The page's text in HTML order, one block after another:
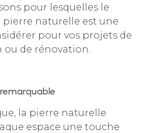
pour lesquelles le
pierre naturelle est une
pour vos projets de
de rénovation.
la pierre naturelle
espace une touche